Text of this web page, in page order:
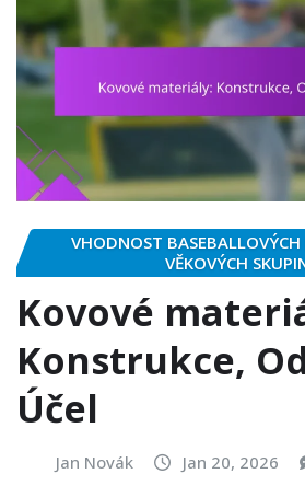
VHODNOST
VĚKOVÝCH
Kovové
Konstrukce,
Účel
Jan Novák Jan 20, 2026